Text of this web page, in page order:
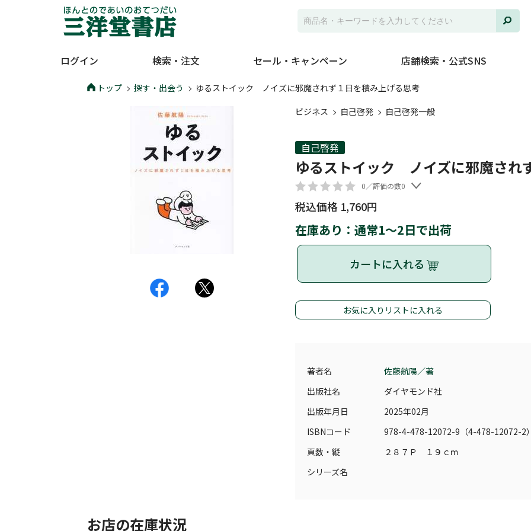
ログイン 検索・注文 セール・キャンペーン 店舗検索・公式SNS
トップ 探す・出会う
ゆるストイック ノイズに邪魔されず１日を積み上げる思考
ビジネス
自己啓発 自己啓発一般
自己啓発
ゆるストイック ノイズに邪魔され
0／評価の数0
税込価格 1,760円
在庫あり：通常1～2日で出荷
カートに入れる
お気に入りリストに入れる
著者名
佐藤航陽／著
出版社名
ダイヤモンド社
出版年月日
2025年02月
ISBNコード
978-4-478-12072-9（4-478-12072-2
頁数・縦
２８７Ｐ １９ｃｍ
シリーズ名
お店の在庫状況